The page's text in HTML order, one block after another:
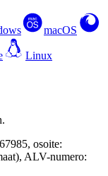
macOS
Linux
osoite:
ALV-numero: